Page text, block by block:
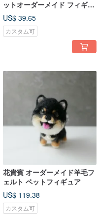
ットオーダーメイド フィギュ
ア feiwa霏娃手作
US$ 39.65
カスタム可
花貴賓 オーダーメイド羊毛フ
ェルト ペットフィギュア
US$ 119.38
カスタム可